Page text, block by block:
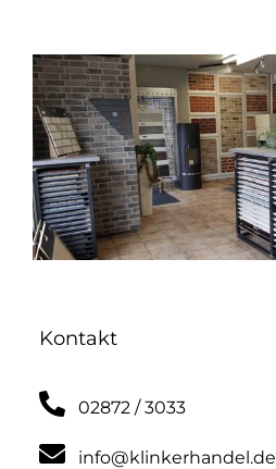
Kontakt
02872 / 3033
info@klinkerhandel.de